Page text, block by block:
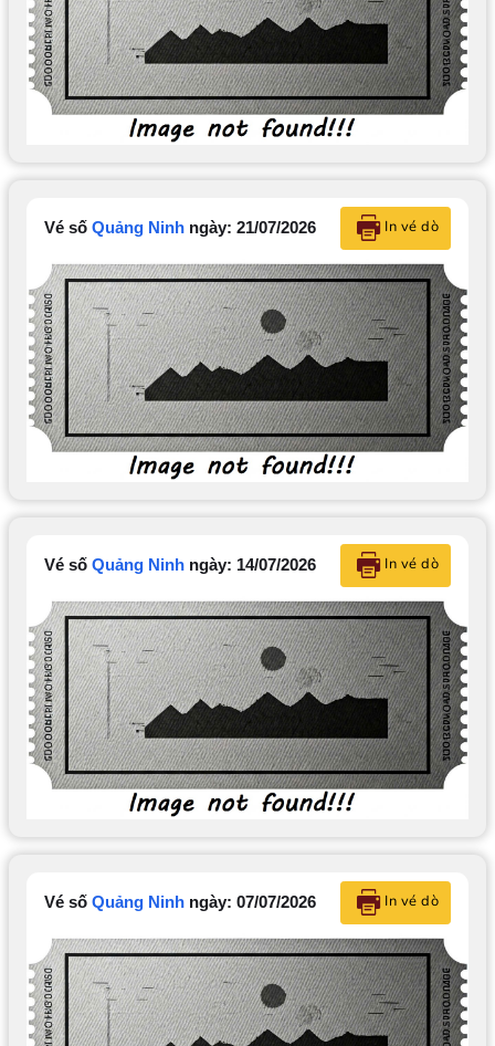
Vé số Quảng Ninh ngày: 21/07/2026 In vé dò
Vé số Quảng Ninh ngày: 14/07/2026 In vé dò
Vé số Quảng Ninh ngày: 07/07/2026 In vé dò